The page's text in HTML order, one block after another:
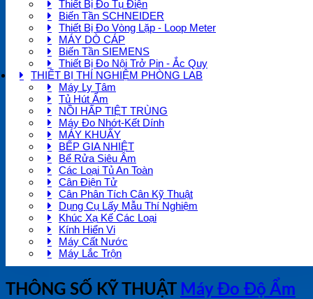
Thiết Bị Đo Tụ Điện
Biến Tần SCHNEIDER
Thiết Bị Đo Vòng Lặp - Loop Meter
MÁY DÒ CÁP
Biến Tần SIEMENS
Thiết Bị Đo Nội Trở Pin - Ắc Quy
THIẾT BỊ THÍ NGHIỆM PHÒNG LAB
Máy Ly Tâm
Tủ Hút Ẩm
NỒI HẤP TIỆT TRÙNG
Máy Đo Nhớt-Kết Dính
MÁY KHUẤY
BẾP GIA NHIỆT
Bể Rửa Siêu Âm
Các Loại Tủ An Toàn
Cân Điện Tử
Cân Phân Tích Cân Kỹ Thuật
Dụng Cụ Lấy Mẫu Thí Nghiệm
Khúc Xạ Kế Các Loại
Kính Hiển Vi
Máy Cất Nước
Máy Lắc Trộn
THÔNG SỐ KỸ THUẬT Máy Đo Độ Ẩm